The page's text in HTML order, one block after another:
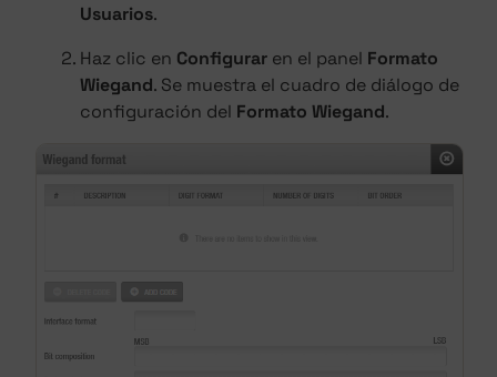
Usuarios.
Haz clic en Configurar en el panel Formato
Wiegand. Se muestra el cuadro de diálogo de
configuración del Formato Wiegand.